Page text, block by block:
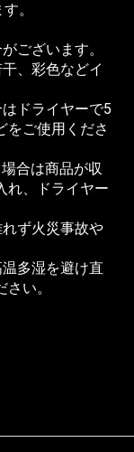
。
ございます。
、彩色などイ
ドライヤーで5
をご使用くださ
合は商品が収
れ、ドライヤー
ず火災事故や
多湿を避け直
い。